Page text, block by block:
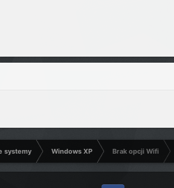
systemy Windows XP Brak opcji Wifi